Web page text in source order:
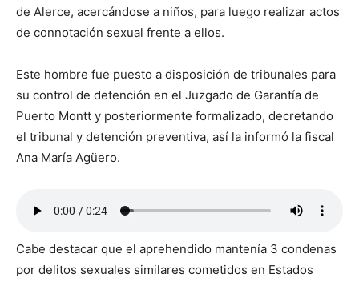
de Alerce, acercándose a niños, para luego realizar actos
de connotación sexual frente a ellos.
Este hombre fue puesto a disposición de tribunales para
su control de detención en el Juzgado de Garantía de
Puerto Montt y posteriormente formalizado, decretando
el tribunal y detención preventiva, así la informó la fiscal
Ana María Agüero.
Cabe destacar que el aprehendido mantenía 3 condenas
por delitos sexuales similares cometidos en Estados